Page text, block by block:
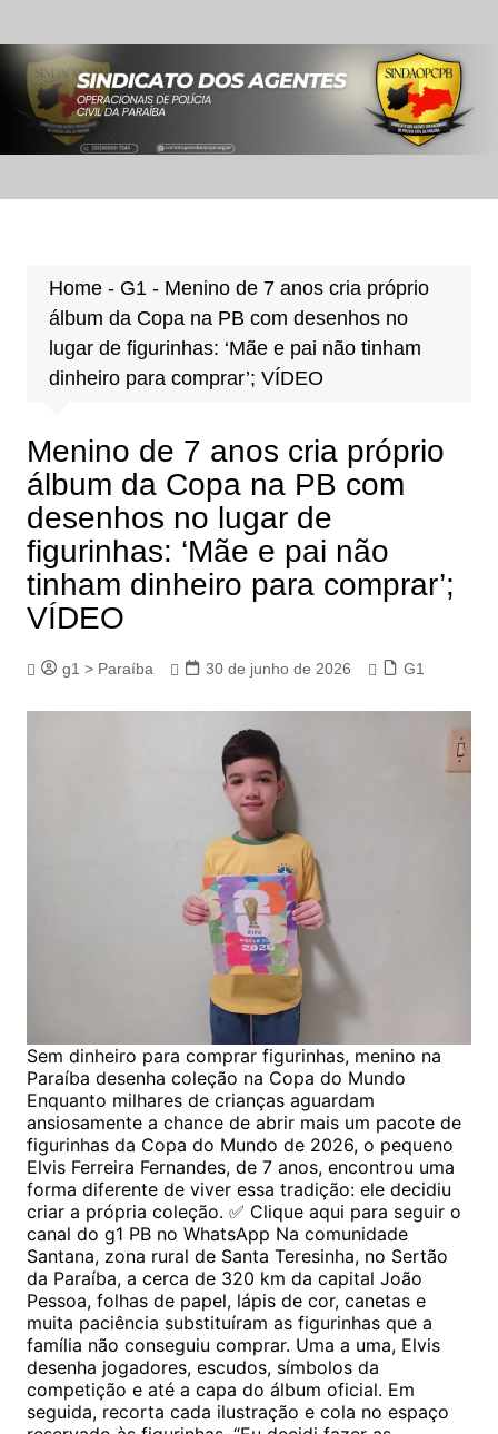
para
conteúdo
Home- G1 - Menino de 7 anos cria próprio
álbum da Copa na PB com desenhos no
lugar de figurinhas: ‘Mãe e pai não tinham
dinheiro para comprar’; VÍDEO
Menino de 7 anos cria próprio
álbum da Copa na PB com
desenhos no lugar de
figurinhas: ‘Mãe e pai não
tinham dinheiro para comprar’;
VÍDEO
g1 > Paraíba 30 de junho de 2026 G1
Sem dinheiro para comprar figurinhas, menino na
Paraíba desenha coleção na Copa do Mundo
Enquanto milhares de crianças aguardam
ansiosamente a chance de abrir mais um pacote de
figurinhas da Copa do Mundo de 2026, o pequeno
Elvis Ferreira Fernandes, de 7 anos, encontrou uma
forma diferente de viver essa tradição: ele decidiu
criar a própria coleção. ✅ Clique aqui para seguir o
canal do g1 PB no WhatsApp Na comunidade
Santana, zona rural de Santa Teresinha, no Sertão
da Paraíba, a cerca de 320 km da capital João
Pessoa, folhas de papel, lápis de cor, canetas e
muita paciência substituíram as figurinhas que a
família não conseguiu comprar. Uma a uma, Elvis
desenha jogadores, escudos, símbolos da
competição e até a capa do álbum oficial. Em
seguida, recorta cada ilustração e cola no espaço